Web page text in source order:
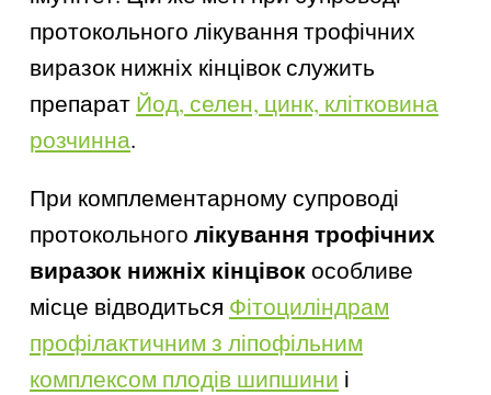
протокольного лікування трофічних
виразок нижніх кінцівок служить
препарат Йод, селен, цинк, клітковина
розчинна.
При комплементарному супроводі
протокольного лікування трофічних
виразок нижніх кінцівокособливе
місце відводиться Фітоциліндрам
профілактичним з ліпофільним
комплексом плодів шипшини і